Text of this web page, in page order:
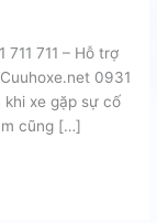
711 – Hỗ trợ
0931
khi xe gặp sự cố
cũng […]